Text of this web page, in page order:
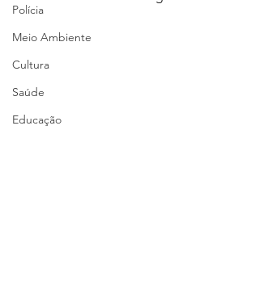
Polícia
Meio Ambiente
Cultura
Saúde
Educação